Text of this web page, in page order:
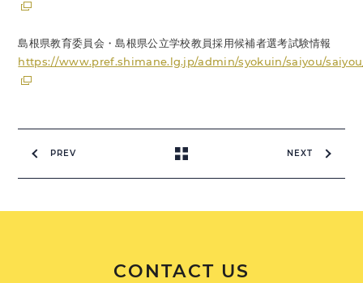
島根県教育委員会・島根県公立学校教員採用候補者選考試験情報
https://www.pref.shimane.lg.jp/admin/syokuin/saiyou/
PREV NEXT
CONTACT US